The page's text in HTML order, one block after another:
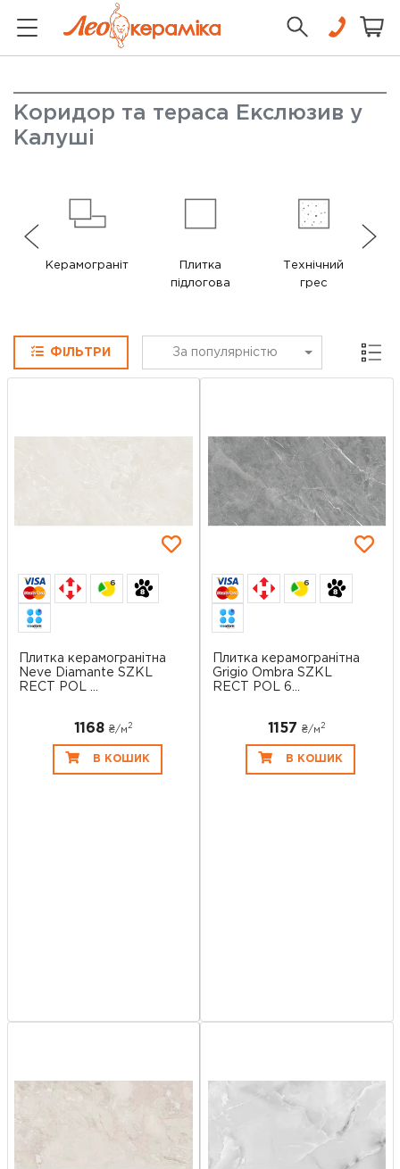
Коридор та тераса Екслюзив у
Калуші
Керамограніт
Плитка
підлогова
Технічний
грес
ФІЛЬТРИ За популярністю Сітка
6
Плитка керамогранітна
Neve Diamante SZKL
RECT POL ...
1168 ₴/м 2
В КОШИК
6
Плитка керамогранітна
Grigio Ombra SZKL
RECT POL 6...
1157 ₴/м 2
В КОШИК